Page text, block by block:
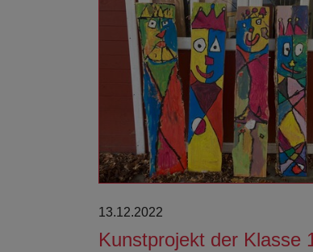
13.12.2022
Kunstprojekt der Klasse
Weiterlesen